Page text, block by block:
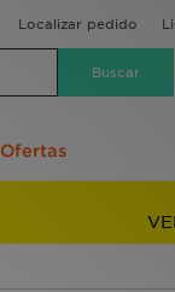
Localizar pedido
Ofertas